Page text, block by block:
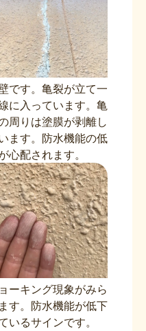
です。亀裂が立て一
に入っています。亀
周りは塗膜が剥離し
ます。防水機能の低
心配されます。
ーキング現象がみら
す。防水機能が低下
いるサインです。